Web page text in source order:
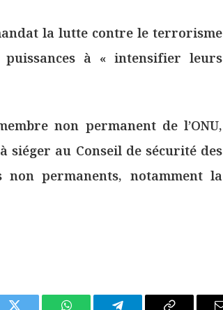
la lutte contre le terrorisme
à « intensifier leurs
non permanent de l’ONU,
siéger au Conseil de sécurité des
non permanents, notamment la